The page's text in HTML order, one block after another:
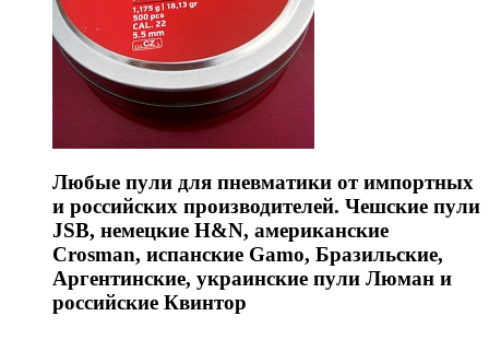
Любые пули для пневматики от импортных
и российских производителей. Чешские пули
JSB, немецкие H&N, американские
Crosman, испанские Gamo, Бразильские,
Аргентинские, украинские пули Люман и
российские Квинтор